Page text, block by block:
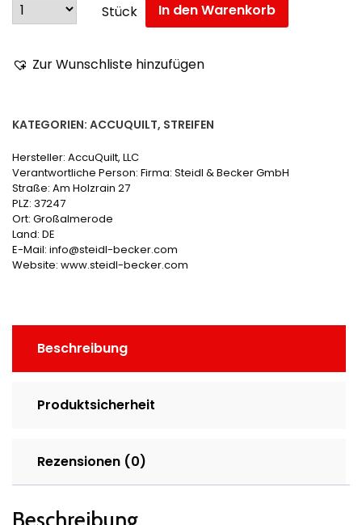
Stück In den Warenkorb
Zur Wunschliste hinzufügen
KATEGORIEN: ACCUQUILT, STREIFEN
Hersteller: AccuQuilt, LLC
Verantwortliche Person: Firma: Steidl & Becker GmbH
Straße: Am Holzrain 27
PLZ: 37247
Ort: Großalmerode
Land: DE
E-Mail: info@steidl-becker.com
Website: www.steidl-becker.com
Beschreibung
Produktsicherheit
Rezensionen (0)
Beschreibung